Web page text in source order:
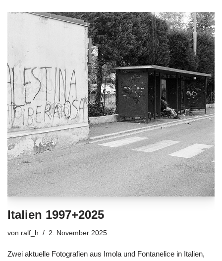
Italien 1997+2025
von ralf_h 2. November 2025
Zwei aktuelle Fotografien aus Imola und Fontanelice in Italien,